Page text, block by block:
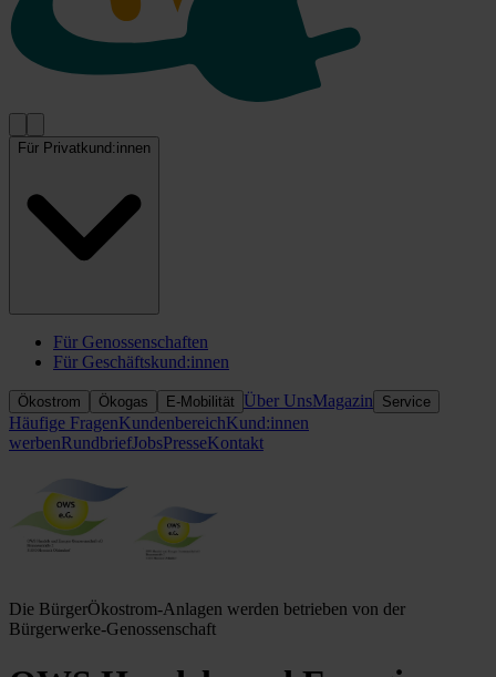
Für Privatkund:innen
Für Genossenschaften
Für Geschäftskund:innen
Ökostrom Ökogas E-Mobilität Über UnsMagazin Service
Häufige FragenKundenbereichKund:innen
werbenRundbriefJobsPresseKontakt
Die BürgerÖkostrom-Anlagen werden betrieben von der
Bürgerwerke-Genossenschaft